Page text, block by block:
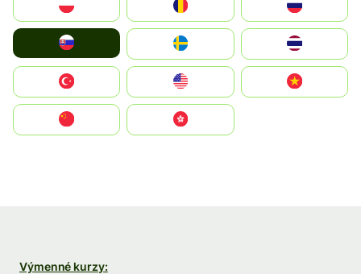
United States
中國香港特別行政區
Výmenné kurzy: